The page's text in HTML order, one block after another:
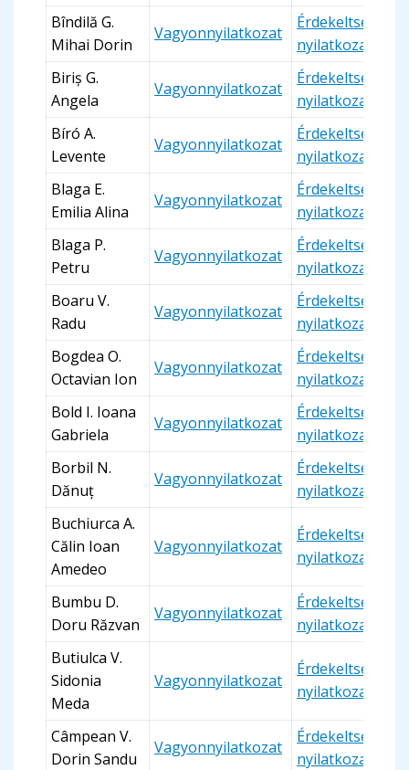
Bîndilă G.
Mihai Dorin
Vagyonnyilatkozat
Érdekeltségi
nyilatkozat
Biriș G.
Angela
Vagyonnyilatkozat
Érdekeltségi
nyilatkozat
Bíró A.
Levente
Vagyonnyilatkozat
Érdekeltségi
nyilatkozat
Blaga E.
Emilia Alina
Vagyonnyilatkozat
Érdekeltségi
nyilatkozat
Blaga P.
Petru
Vagyonnyilatkozat
Érdekeltségi
nyilatkozat
Boaru V.
Radu
Vagyonnyilatkozat
Érdekeltségi
nyilatkozat
Bogdea O.
Octavian Ion
Vagyonnyilatkozat
Érdekeltségi
nyilatkozat
Bold I. Ioana
Gabriela
Vagyonnyilatkozat
Érdekeltségi
nyilatkozat
Borbil N.
Dănuț
Vagyonnyilatkozat
Érdekeltségi
nyilatkozat
Buchiurca A.
Călin Ioan
Amedeo
Vagyonnyilatkozat
Érdekeltségi
nyilatkozat
Bumbu D.
Doru Răzvan
Vagyonnyilatkozat
Érdekeltségi
nyilatkozat
Butiulca V.
Sidonia
Meda
Vagyonnyilatkozat
Érdekeltségi
nyilatkozat
Câmpean V.
Dorin Sandu
Vagyonnyilatkozat
Érdekeltségi
nyilatkozat